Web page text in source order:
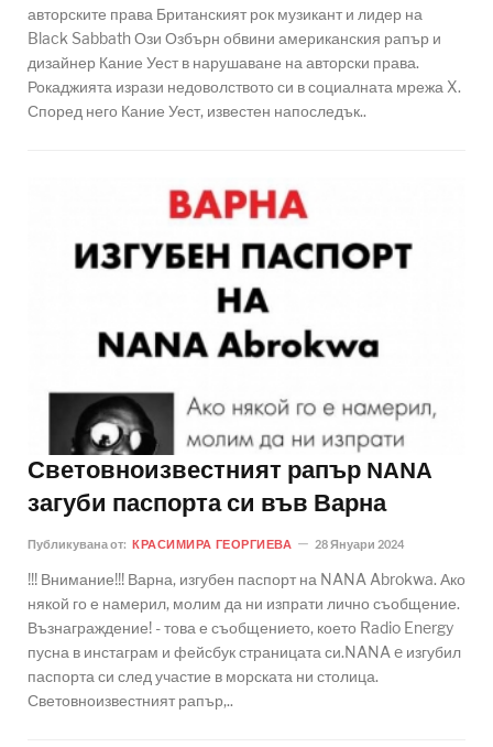
авторските права Британският рок музикант и лидер на
Black Sabbath Ози Озбърн обвини американския рапър и
дизайнер Кание Уест в нарушаване на авторски права.
Рокаджията изрази недоволството си в социалната мрежа X.
Според него Кание Уест, известен напоследък..
Световноизвестният рапър NANA
загуби паспорта си във Варна
Публикувана от: КРАСИМИРА ГЕОРГИЕВА 28 Януари 2024
!!! Внимание!!! Варна, изгубен паспорт на NANA Abrokwa. Ако
някой го е намерил, молим да ни изпрати лично съобщение.
Възнаграждение! - това е съобщението, което Radio Energy
пусна в инстаграм и фейсбук страницата си.NANA e изгубил
паспорта си след участие в морската ни столица.
Световноизвестният рапър,..